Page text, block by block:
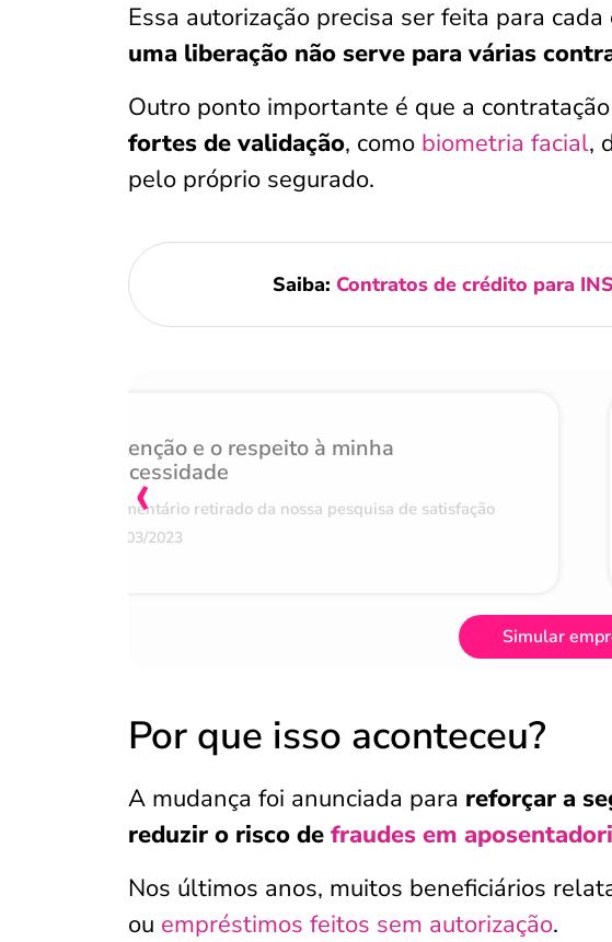
Essa autorização precisa ser feita para
uma liberação não serve para várias
Outro ponto importante é que a
fortes de validação, como biometria facial,
pelo próprio segurado.
Saiba: Contratos de crédito para
Atenção e o respeito à minha
necessidade
Comentário retirado da nossa pesquisa de satisfação
07/03/2023
‹
Simular
Por que isso aconteceu?
A mudança foi anunciada para reforçar a
reduzir o risco de fraudes em
Nos últimos anos, muitos beneficiários
ou empréstimos feitos sem autorização.